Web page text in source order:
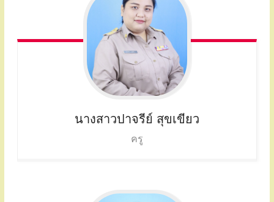
นางสาวปาจรีย์ สุขเขียว
ครู